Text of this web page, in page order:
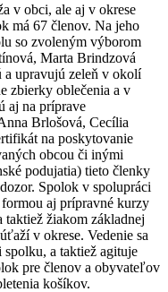
v obci, ale aj v okrese
má 67 členov. Na jeho
so zvoleným výborom
Marta Brindzová
a upravujú zeleň v okolí
zbierky oblečenia a v
aj na príprave
Brlošová, Cecília
na poskytovanie
obcou či inými
podujatia) tieto členky
Spolok v spolupráci
aj prípravné kurzy
taktiež žiakom základnej
v okrese. Vedenie sa
a taktiež agituje
pre členov a obyvateľov
košíkov.